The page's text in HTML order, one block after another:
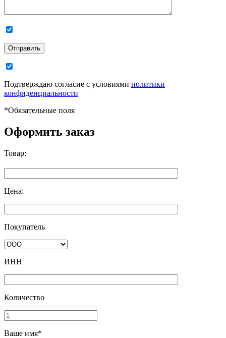
Отправить
Подтверждаю согласие с условиями политики
конфиденциальности
*Обязательные поля
Оформить заказ
Товар:
Цена:
Покупатель
ИНН
Количество
Ваше имя*